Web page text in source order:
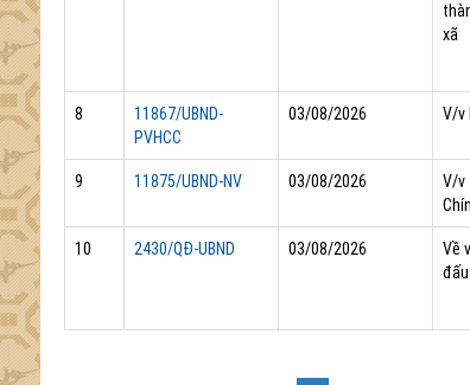
xã
8
11867/UBND-
PVHCC
03/08/2026 V/v
9 11875/UBND-NV 03/08/2026
V/v
10 2430/QĐ-UBND 03/08/2026
Về